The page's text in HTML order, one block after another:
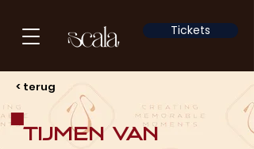
Tickets
< terug
Tijmen van